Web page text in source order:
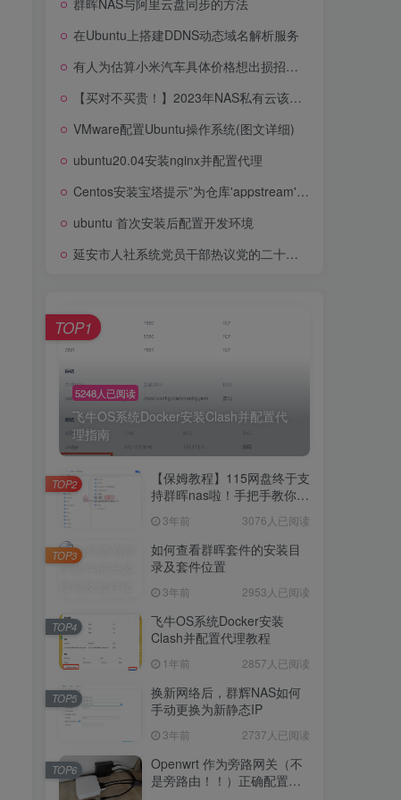
群晖NAS与阿里云盘同步的方法
在Ubuntu上搭建DDNS动态域名解析服务
有人为估算小米汽车具体价格想出损招网友：你可真刑
【买对不买贵！】2023年NAS私有云该怎么选？极空间/威联通/群晖/绿联等哪个牌子的私有云最值得入手？
VMware配置Ubuntu操作系统(图文详细)
ubuntu20.04安装nginx并配置代理
Centos安装宝塔提示”为仓库'appstream'下载元数据失败”报错的解决方法
ubuntu 首次安装后配置开发环境
延安市人社系统党员干部热议党的二十大报告
5248人已阅读
飞牛OS系统Docker安装Clash并配置代
理指南
TOP1
【保姆教程】115网盘终于支
持群晖nas啦！手把手教你群
盘！3年前 3076人已阅读
TOP2
如何查看群晖套件的安装目
录及套件位置
3年前 2953人已阅读
TOP3
飞牛OS系统Docker安装
Clash并配置代理教程
1年前 2857人已阅读
TOP4
换新网络后，群辉NAS如何
手动更换为新静态IP
3年前 2737人已阅读
TOP5
Openwrt 作为旁路网关（不
是旁路由！！）正确配置方
TOP6
5248人已阅读
飞牛OS系统Docker安装Clash并配置代
理指南
TOP1
【保姆教程】115网盘终于支
持群晖nas啦！手把手教你群
晖NAS-docker安装115网
盘！3年前
如何查看群晖套件的安装目
录及套件位置
3年前 2953人已阅读
飞牛OS系统Docker安装
Clash并配置代理教程
1年前 2857人已阅读
换新网络后，群辉NAS如何
手动更换为新静态IP
3年前 2737人已阅读